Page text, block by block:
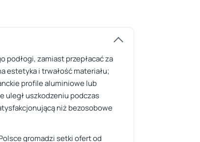
podłogi, zamiast przepłacać za
estetyka i trwałość materiału;
profile aluminiowe lub
uległ uszkodzeniu podczas
niż bezosobowe
gromadzi setki ofert od